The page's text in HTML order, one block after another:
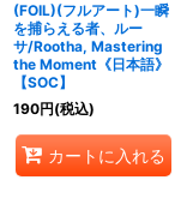
(FOIL)(フルアート)一瞬
を捕らえる者、ルー
サ/Rootha, Mastering
the Moment《日本語》
【SOC】
190円(税込)
カートに入れる